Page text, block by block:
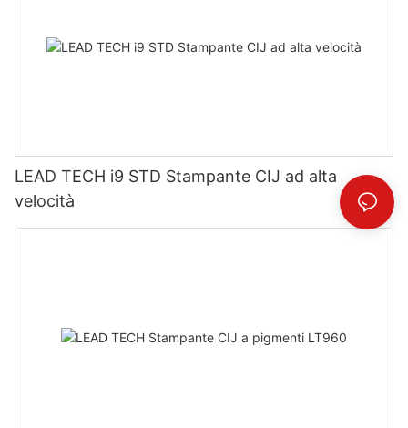
LEAD TECH i9 STD Stampante CIJ ad alta
velocità